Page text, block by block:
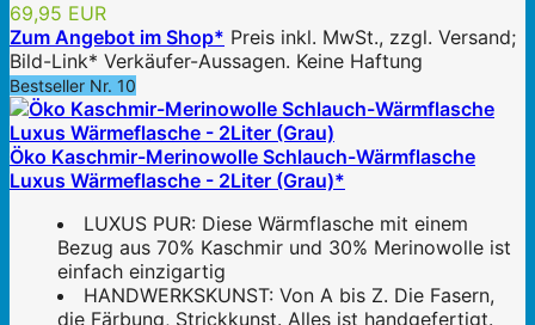
69,95 EUR
Zum Angebot im Shop* Preis inkl. MwSt., zzgl. Versand;
Bild-Link* Verkäufer-Aussagen. Keine Haftung
Bestseller Nr. 10
Öko Kaschmir-Merinowolle Schlauch-Wärmflasche
Luxus Wärmeflasche - 2Liter (Grau)*
LUXUS PUR: Diese Wärmflasche mit einem
Bezug aus 70% Kaschmir und 30% Merinowolle ist
einfach einzigartig
HANDWERKSKUNST: Von A bis Z. Die Fasern,
die Färbung, Strickkunst. Alles ist handgefertigt.